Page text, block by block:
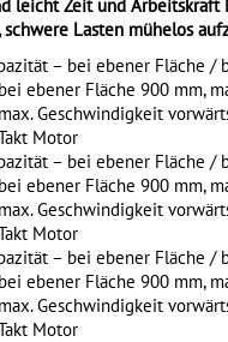
leicht Zeit und
schwere Lasten mühelos
– bei ebener Fläche
ebener Fläche 900 mm,
Geschwindigkeit
Motor
– bei ebener Fläche
ebener Fläche 900 mm,
Geschwindigkeit
Motor
– bei ebener Fläche
ebener Fläche 900 mm,
Geschwindigkeit
Motor